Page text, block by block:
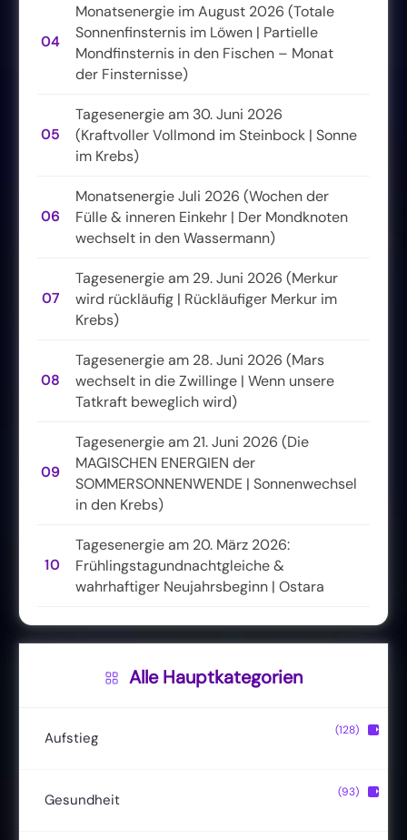
04
Monatsenergie im August 2026 (Totale
Sonnenfinsternis im Löwen | Partielle
Mondfinsternis in den Fischen – Monat
der Finsternisse)
05
Tagesenergie am 30. Juni 2026
(Kraftvoller Vollmond im Steinbock | Sonne
im Krebs)
06
Monatsenergie Juli 2026 (Wochen der
Fülle & inneren Einkehr | Der Mondknoten
wechselt in den Wassermann)
07
Tagesenergie am 29. Juni 2026 (Merkur
wird rückläufig | Rückläufiger Merkur im
Krebs)
08
Tagesenergie am 28. Juni 2026 (Mars
wechselt in die Zwillinge | Wenn unsere
Tatkraft beweglich wird)
09
Tagesenergie am 21. Juni 2026 (Die
MAGISCHEN ENERGIEN der
SOMMERSONNENWENDE | Sonnenwechsel
in den Krebs)
10
Tagesenergie am 20. März 2026:
Frühlingstagundnachtgleiche &
wahrhaftiger Neujahrsbeginn | Ostara
Alle Hauptkategorien
Aufstieg
Christusbewusstsein (20)
(128) ▶
Gesundheit (93) ▶